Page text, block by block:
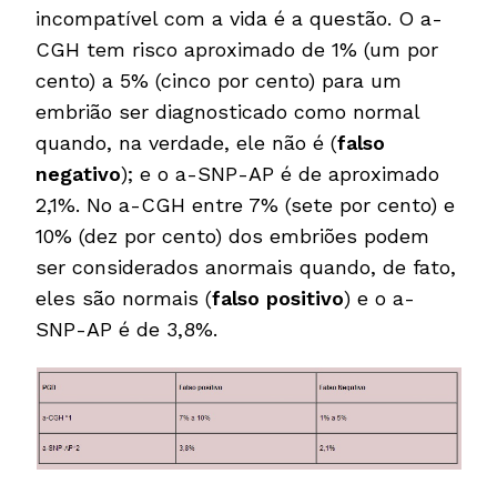
incompatível com a vida é a questão. O a-
CGH tem risco aproximado de 1% (um por
cento) a 5% (cinco por cento) para um
embrião ser diagnosticado como normal
quando, na verdade, ele não é (falso
negativo); e o a-SNP-AP é de aproximado
2,1%. No a-CGH entre 7% (sete por cento) e
10% (dez por cento) dos embriões podem
ser considerados anormais quando, de fato,
eles são normais (falso positivo) e o a-
SNP-AP é de 3,8%.